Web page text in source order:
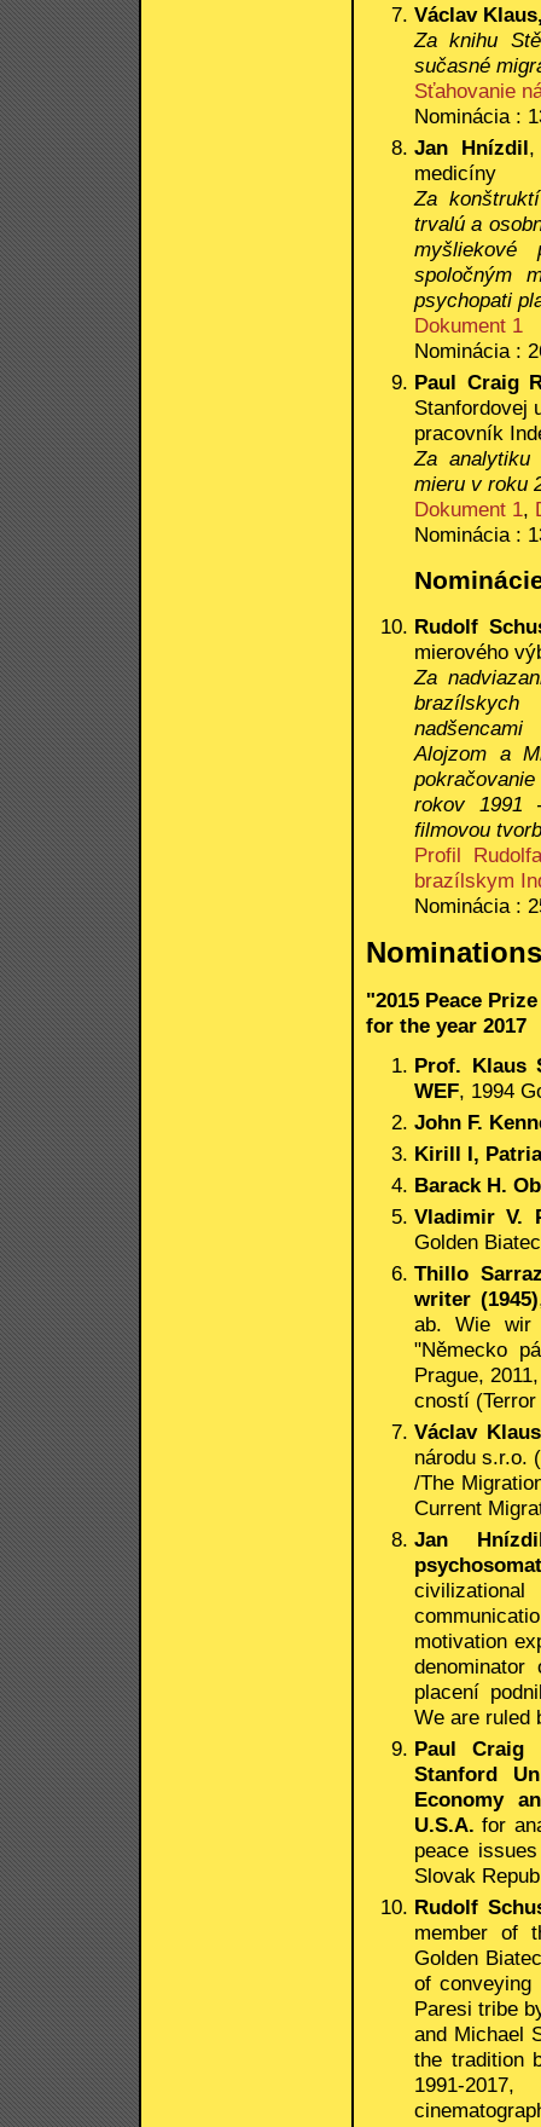
Václav
Za knihu
sučasné
Sťahovanie
Nominácia :
Jan Hnízdil,
medicíny
Za
trvalú a
myšliekové
spoločným
psychopati
Dokument 1
Nominácia :
Paul Craig
Stanfordovej
pracovník
Za analytiku
mieru v roku
Dokument 1,
Nominácia :
Rudolf
mierového
Za
Alojzom a
rokov 1991
filmovou
Profil
brazílskym
Nominácia :
Nominations
"2015 Peace
for the year 2017
Prof. Klaus
WEF, 1994
John F.
Kirill I,
Barack H.
Vladimir V.
Golden
Thillo
writer (1945)
ab. Wie wir
"Německo
Prague,
cností
Václav
národu s.r.o.
/The
Current
Jan
motivation
placení
We are ruled
Paul Craig
Stanford
Economy
U.S.A. for
peace
Slovak
Rudolf
member of
Golden
of
Paresi tribe
and Michael
the tradition
1991-